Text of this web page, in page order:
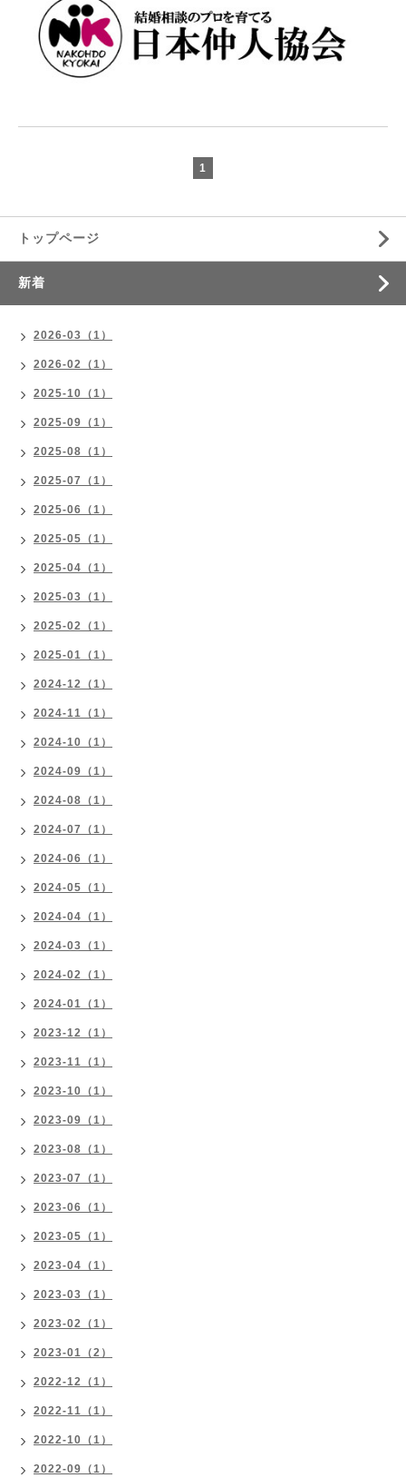
1
トップページ
新着
2026-03（1）
2026-02（1）
2025-10（1）
2025-09（1）
2025-08（1）
2025-07（1）
2025-06（1）
2025-05（1）
2025-04（1）
2025-03（1）
2025-02（1）
2025-01（1）
2024-12（1）
2024-11（1）
2024-10（1）
2024-09（1）
2024-08（1）
2024-07（1）
2024-06（1）
2024-05（1）
2024-04（1）
2024-03（1）
2024-02（1）
2024-01（1）
2023-12（1）
2023-11（1）
2023-10（1）
2023-09（1）
2023-08（1）
2023-07（1）
2023-06（1）
2023-05（1）
2023-04（1）
2023-03（1）
2023-02（1）
2023-01（2）
2022-12（1）
2022-11（1）
2022-10（1）
2022-09（1）